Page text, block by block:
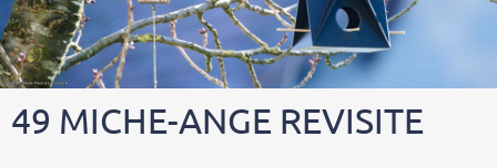
49 MICHE-ANGE REVISITE